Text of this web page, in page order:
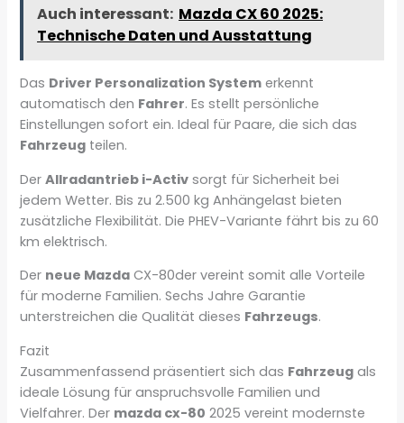
Auch interessant: Mazda CX 60 2025:
Technische Daten und Ausstattung
Das Driver Personalization System erkennt
automatisch den Fahrer. Es stellt persönliche
Einstellungen sofort ein. Ideal für Paare, die sich das
Fahrzeug teilen.
DerAllradantrieb i-Activ sorgt für Sicherheit bei
jedem Wetter. Bis zu 2.500 kg Anhängelast bieten
zusätzliche Flexibilität. Die PHEV-Variante fährt bis zu 60
km elektrisch.
Der neue Mazda CX-80der vereint somit alle Vorteile
für moderne Familien. Sechs Jahre Garantie
unterstreichen die Qualität dieses Fahrzeugs.
Fazit
Zusammenfassend präsentiert sich das Fahrzeug als
ideale Lösung für anspruchsvolle Familien und
Vielfahrer. Der mazda cx-80 2025 vereint modernste